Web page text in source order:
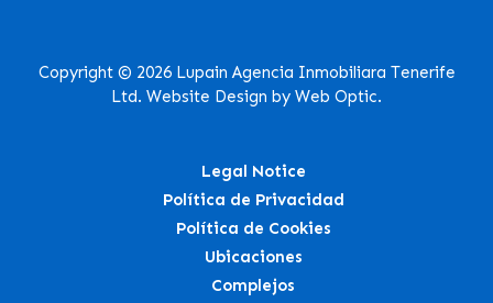
Copyright © 2026 Lupain Agencia Inmobiliara Tenerife
Ltd. Website Design by Web Optic.
Legal Notice
Política de Privacidad
Política de Cookies
Ubicaciones
Complejos